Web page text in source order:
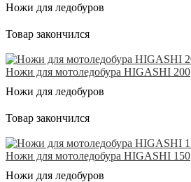
Ножи для ледобуров
Товар закончился
Ножи для мотоледобура HIGASHI 200
Ножи для ледобуров
Товар закончился
Ножи для мотоледобура HIGASHI 150
Ножи для ледобуров